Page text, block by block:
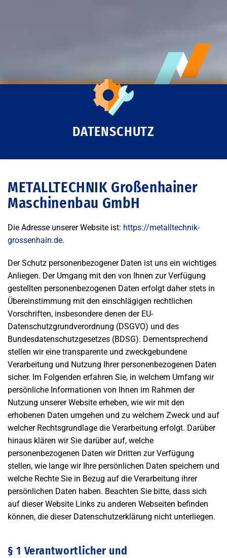
DATENSCHUTZ
METALLTECHNIK Großenhainer
Maschinenbau GmbH
Die Adresse unserer Website ist: https://metalltechnik-
grossenhain.de.
Der Schutz personenbezogener Daten ist uns ein wichtiges
Anliegen. Der Umgang mit den von Ihnen zur Verfügung
gestellten personenbezogenen Daten erfolgt daher stets in
Übereinstimmung mit den einschlägigen rechtlichen
Vorschriften, insbesondere denen der EU-
Datenschutzgrundverordnung (DSGVO) und des
Bundesdatenschutzgesetzes (BDSG). Dementsprechend
stellen wir eine transparente und zweckgebundene
Verarbeitung und Nutzung Ihrer personenbezogenen Daten
sicher. Im Folgenden erfahren Sie, in welchem Umfang wir
persönliche Informationen von Ihnen im Rahmen der
Nutzung unserer Website erheben, wie wir mit den
erhobenen Daten umgehen und zu welchem Zweck und auf
welcher Rechtsgrundlage die Verarbeitung erfolgt. Darüber
hinaus klären wir Sie darüber auf, welche
personenbezogenen Daten wir Dritten zur Verfügung
stellen, wie lange wir Ihre persönlichen Daten speichern und
welche Rechte Sie in Bezug auf die Verarbeitung ihrer
persönlichen Daten haben. Beachten Sie bitte, dass sich
auf dieser Website Links zu anderen Webseiten befinden
können, die dieser Datenschutzerklärung nicht unterliegen.
§ 1 Verantwortlicher und